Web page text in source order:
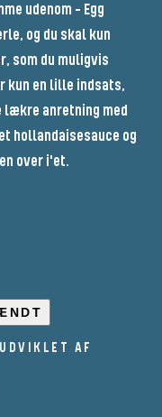
udenom – Egg
og du skal kun
som du muligvis
kun en lille indsats,
anretning med
hollandaisesauce og
over i'et.
AF